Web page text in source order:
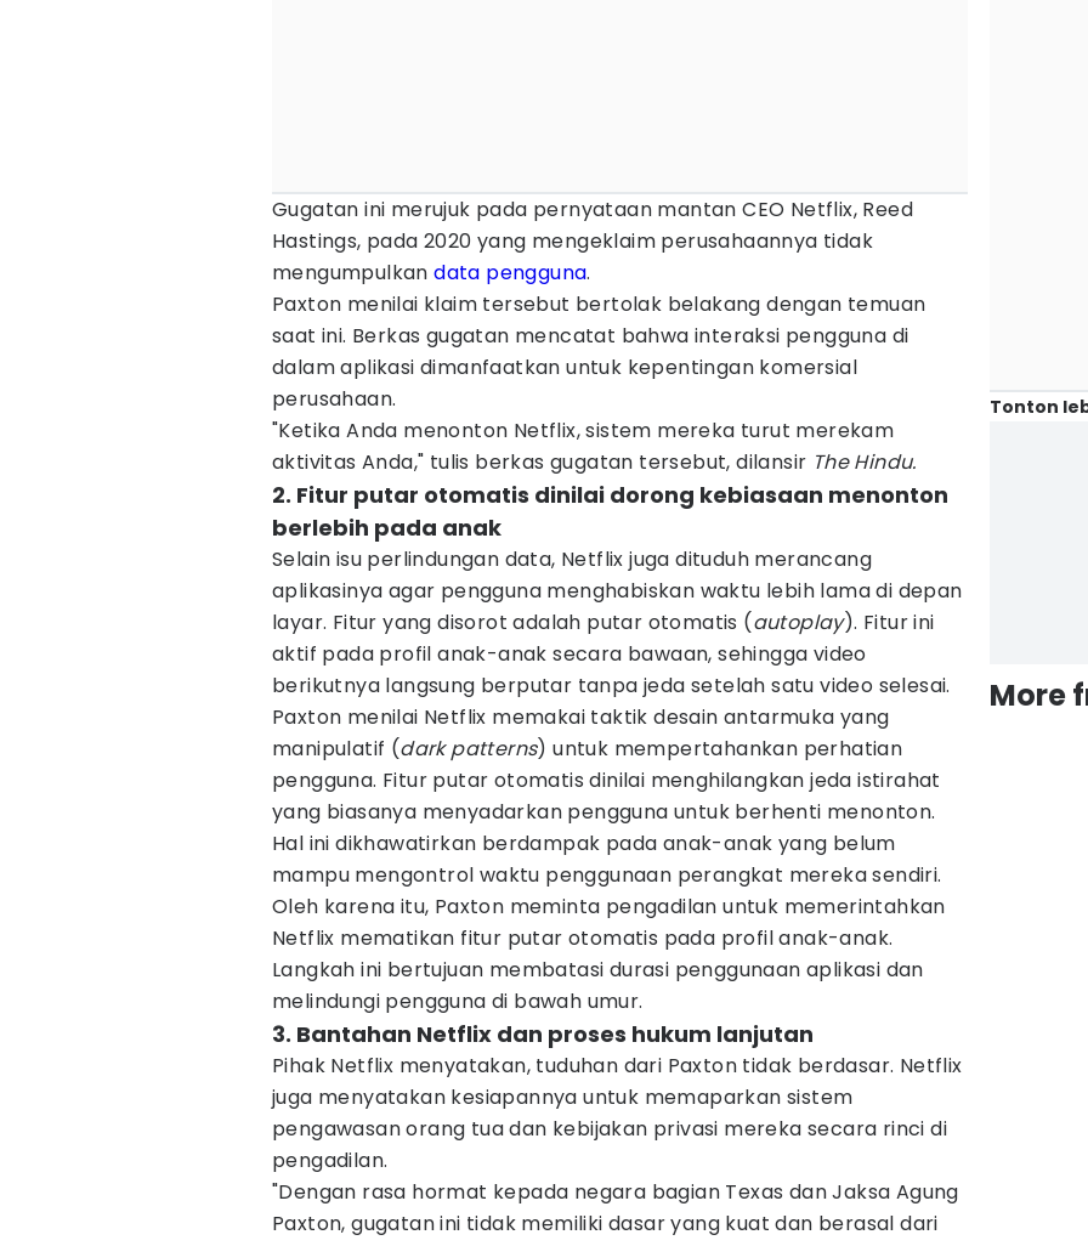
Gugatan ini merujuk pada pernyataan mantan CEO Netflix, Reed
Hastings, pada 2020 yang mengeklaim perusahaannya tidak
mengumpulkandata pengguna.
Paxton menilai klaim tersebut bertolak belakang dengan temuan
saat ini. Berkas gugatan mencatat bahwa interaksi pengguna di
dalam aplikasi dimanfaatkan untuk kepentingan komersial
perusahaan.
"Ketika Anda menonton Netflix, sistem mereka turut merekam
aktivitas Anda," tulis berkas gugatan tersebut, dilansir The Hindu.
2. Fitur putar otomatis dinilai dorong kebiasaan menonton
berlebih pada anak
Selain isu perlindungan data, Netflix juga dituduh merancang
aplikasinya agar pengguna menghabiskan waktu lebih lama di depan
layar. Fitur yang disorot adalah putar otomatis (autoplay). Fitur ini
aktif pada profil anak-anak secara bawaan, sehingga video
berikutnya langsung berputar tanpa jeda setelah satu video selesai.
Paxton menilai Netflix memakai taktik desain antarmuka yang
manipulatif (dark patterns) untuk mempertahankan perhatian
pengguna. Fitur putar otomatis dinilai menghilangkan jeda istirahat
yang biasanya menyadarkan pengguna untuk berhenti menonton.
Hal ini dikhawatirkan berdampak pada anak-anak yang belum
mampu mengontrol waktu penggunaan perangkat mereka sendiri.
Oleh karena itu, Paxton meminta pengadilan untuk memerintahkan
Netflix mematikan fitur putar otomatis pada profil anak-anak.
Langkah ini bertujuan membatasi durasi penggunaan aplikasi dan
melindungi pengguna di bawah umur.
3. Bantahan Netflix dan proses hukum lanjutan
Pihak Netflix menyatakan, tuduhan dari Paxton tidak berdasar. Netflix
juga menyatakan kesiapannya untuk memaparkan sistem
pengawasan orang tua dan kebijakan privasi mereka secara rinci di
pengadilan.
"Dengan rasa hormat kepada negara bagian Texas dan Jaksa Agung
Paxton, gugatan ini tidak memiliki dasar yang kuat dan berasal dari
Tonton
More